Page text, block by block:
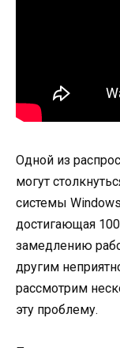
Одной из
могут
системы
достигающая
замедлению
другим
рассмотрим
эту проблему.